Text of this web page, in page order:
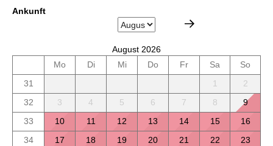
Ankunft
August 2026
Mo
Di Mi Do Fr Sa
So
31
1
2
32
3 4 5 6 7 8
9
33
10 11 12 13 14 15
16
34
17 18 19 20 21 22
23